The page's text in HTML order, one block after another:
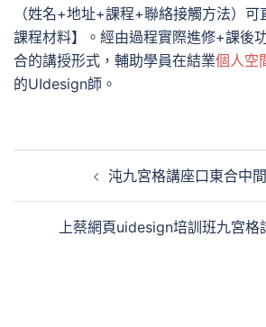
（姓名+地址+課程+聯絡接觸方法）
課程材料】。經由過程實際進修+課後
合的講授形式，輔助學員在結業個人空
的UIdesign師。
沌九宮格講座口東合中
上蔡網頁uidesign培訓班九宮格